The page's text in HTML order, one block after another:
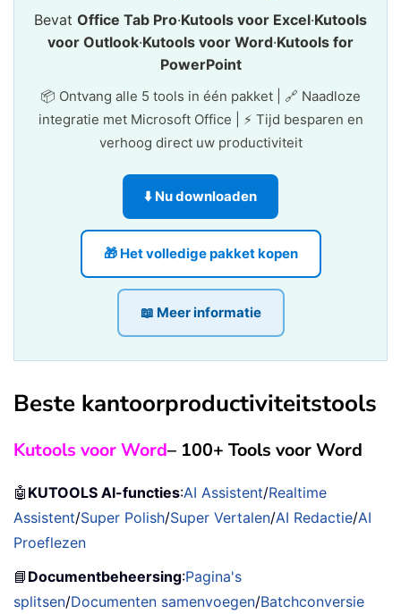
Bevat Office Tab Pro·Kutools voor Excel·Kutools
voor Outlook·Kutools voor Word·Kutools for
PowerPoint
📦 Ontvang alle 5 tools in één pakket | 🔗 Naadloze
integratie met Microsoft Office | ⚡ Tijd besparen en
verhoog direct uw productiviteit
⬇️ Nu downloaden
🎁 Het volledige pakket kopen
📖 Meer informatie
Beste kantoorproductiviteitstools
Kutools voor Word– 100+ Tools voor Word
🤖 KUTOOLS AI-functies:AI Assistent/Realtime
Assistent/Super Polish/Super Vertalen/AI Redactie/AI
Proeflezen
📘 Documentbeheersing:Pagina's
splitsen/Documenten samenvoegen/Batchconversie